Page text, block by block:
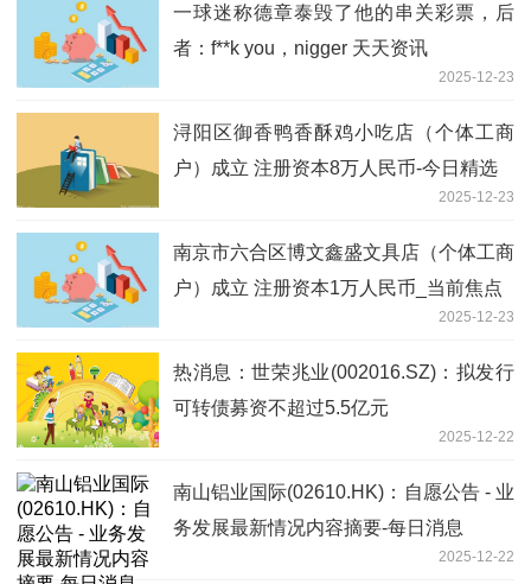
一球迷称德章泰毁了他的串关彩票，后
者：f**k you，nigger 天天资讯
2025-12-23
浔阳区御香鸭香酥鸡小吃店（个体工商
户）成立 注册资本8万人民币-今日精选
2025-12-23
南京市六合区博文鑫盛文具店（个体工商
户）成立 注册资本1万人民币_当前焦点
2025-12-23
热消息：世荣兆业(002016.SZ)：拟发行
可转债募资不超过5.5亿元
2025-12-22
南山铝业国际(02610.HK)：自愿公告 - 业
务发展最新情况内容摘要-每日消息
2025-12-22